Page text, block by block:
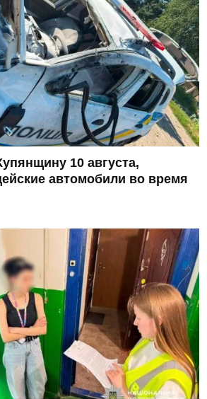
10 августа,
автомобили во время